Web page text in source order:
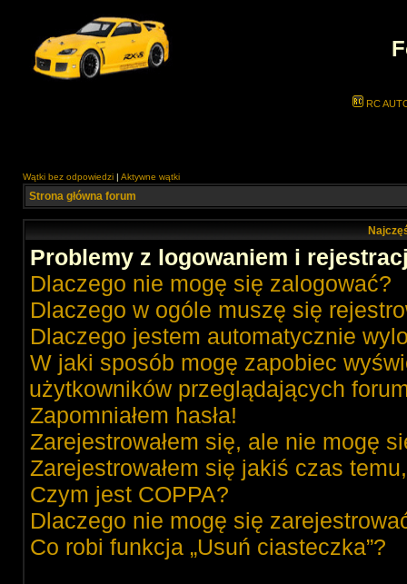
RC
Wątki bez odpowiedzi | Aktywne wątki
Strona główna forum
Problemy z logowaniem i
Dlaczego nie mogę się zalogować?
Dlaczego w ogóle muszę się
Dlaczego jestem automatycznie
W jaki sposób mogę zapobiec
użytkowników przeglądających
Zapomniałem hasła!
Zarejestrowałem się, ale nie mogę
Zarejestrowałem się jakiś czas
Czym jest COPPA?
Dlaczego nie mogę się
Co robi funkcja „Usuń ciasteczka”?